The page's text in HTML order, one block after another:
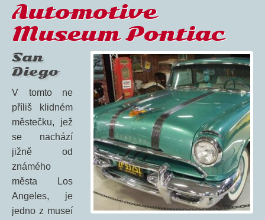
Automotive
Museum Pontiac
San
Diego
V tomto ne
příliš klidném
městečku, jež
se nachází
jižně od
známého
města Los
Angeles, je
jedno z museí